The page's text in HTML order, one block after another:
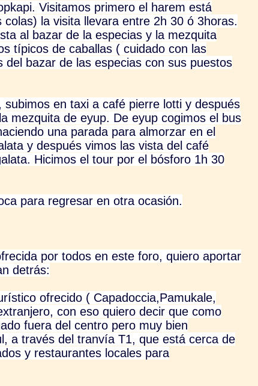
Visitamos primero el harem está
la visita llevara entre 2h 30 ó 3horas.
al bazar de la especias y la mezquita
típicos de caballas ( cuidado con las
bazar de las especias con sus puestos
en taxi a café pierre lotti y después
mezquita de eyup. De eyup cogimos el bus
una parada para almorzar en el
y después vimos las vista del café
Hicimos el tour por el bósforo 1h 30
para regresar en otra ocasión.
por todos en este foro, quiero aportar
detrás:
ofrecido ( Capadoccia,Pamukale,
con eso quiero decir que como
fuera del centro pero muy bien
a través del tranvía T1, que está cerca de
y restaurantes locales para